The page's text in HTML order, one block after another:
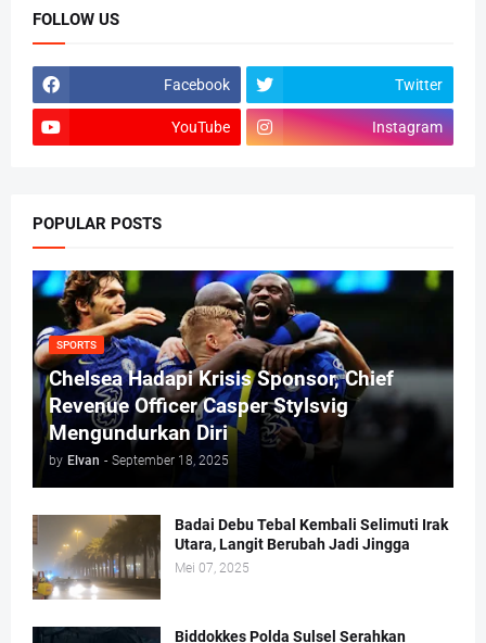
FOLLOW US
Facebook Twitter
YouTube Instagram
POPULAR POSTS
SPORTS
Chelsea Hadapi Krisis Sponsor, Chief
Revenue Officer Casper Stylsvig
Mengundurkan Diri
by Elvan - September 18, 2025
Badai Debu Tebal Kembali Selimuti Irak
Utara, Langit Berubah Jadi Jingga
Mei 07, 2025
Biddokkes Polda Sulsel Serahkan